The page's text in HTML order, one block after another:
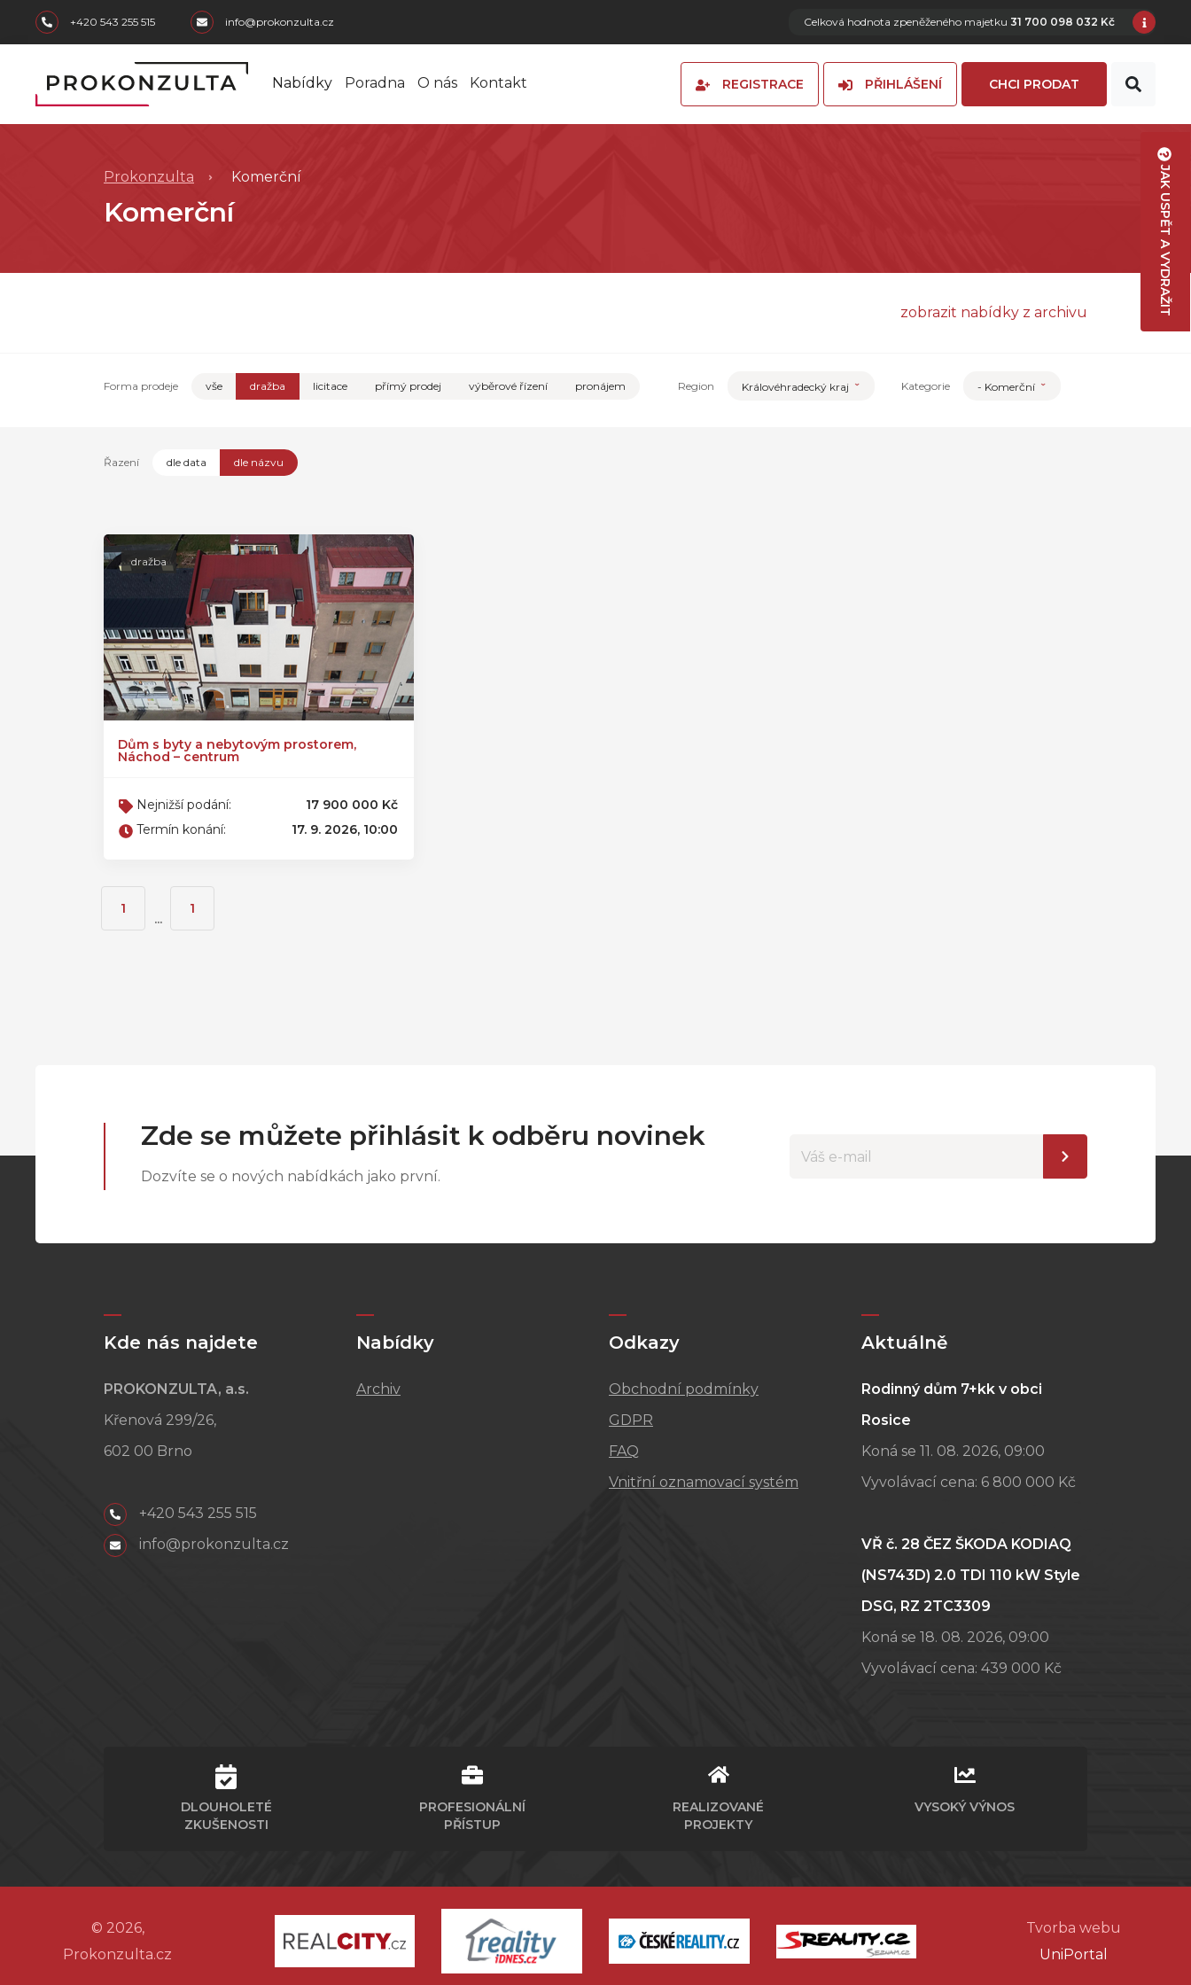
skip to main content
+420 543 255 515 info@prokonzulta.cz Celková hodnota zpeněženého majetku 31 700 098 032 Kč
Nabídky Poradna O nás Kontakt REGISTRACE PŘIHLÁŠENÍ CHCI PRODAT
Prokonzulta Komerční
Komerční
zobrazit nabídky z archivu
Forma prodeje vše dražba licitace přímý prodej výběrové řízení pronájem Region Královéhradecký kraj Kategorie - Komerční
Řazení dle data dle názvu
dražba
Dům s byty a nebytovým prostorem,
Náchod – centrum
Nejnižší podání:
17 900 000 Kč
Termín konání:
17. 9. 2026, 10:00
1
...
1
JAK USPĚT A VYDRAŽIT
Zde se můžete přihlásit k odběru novinek
Dozvíte se o nových nabídkách jako první.
Kde nás najdete
PROKONZULTA, a.s.
Křenová 299/26,
602 00 Brno
+420 543 255 515
info@prokonzulta.cz
Nabídky
Archiv
Odkazy
Obchodní podmínky
GDPR
FAQ
Vnitřní oznamovací systém
Aktuálně
Rodinný dům 7+kk v obci
Rosice
Koná se 11. 08. 2026, 09:00
Vyvolávací cena: 6 800 000 Kč
VŘ č. 28 ČEZ ŠKODA KODIAQ
(NS743D) 2.0 TDI 110 kW Style
DSG, RZ 2TC3309
Koná se 18. 08. 2026, 09:00
Vyvolávací cena: 439 000 Kč
DLOUHOLETÉ
ZKUŠENOSTI
PROFESIONÁLNÍ
PŘÍSTUP
REALIZOVANÉ
PROJEKTY
VYSOKÝ VÝNOS
© 2026,
Prokonzulta.cz
Tvorba webu
UniPortal